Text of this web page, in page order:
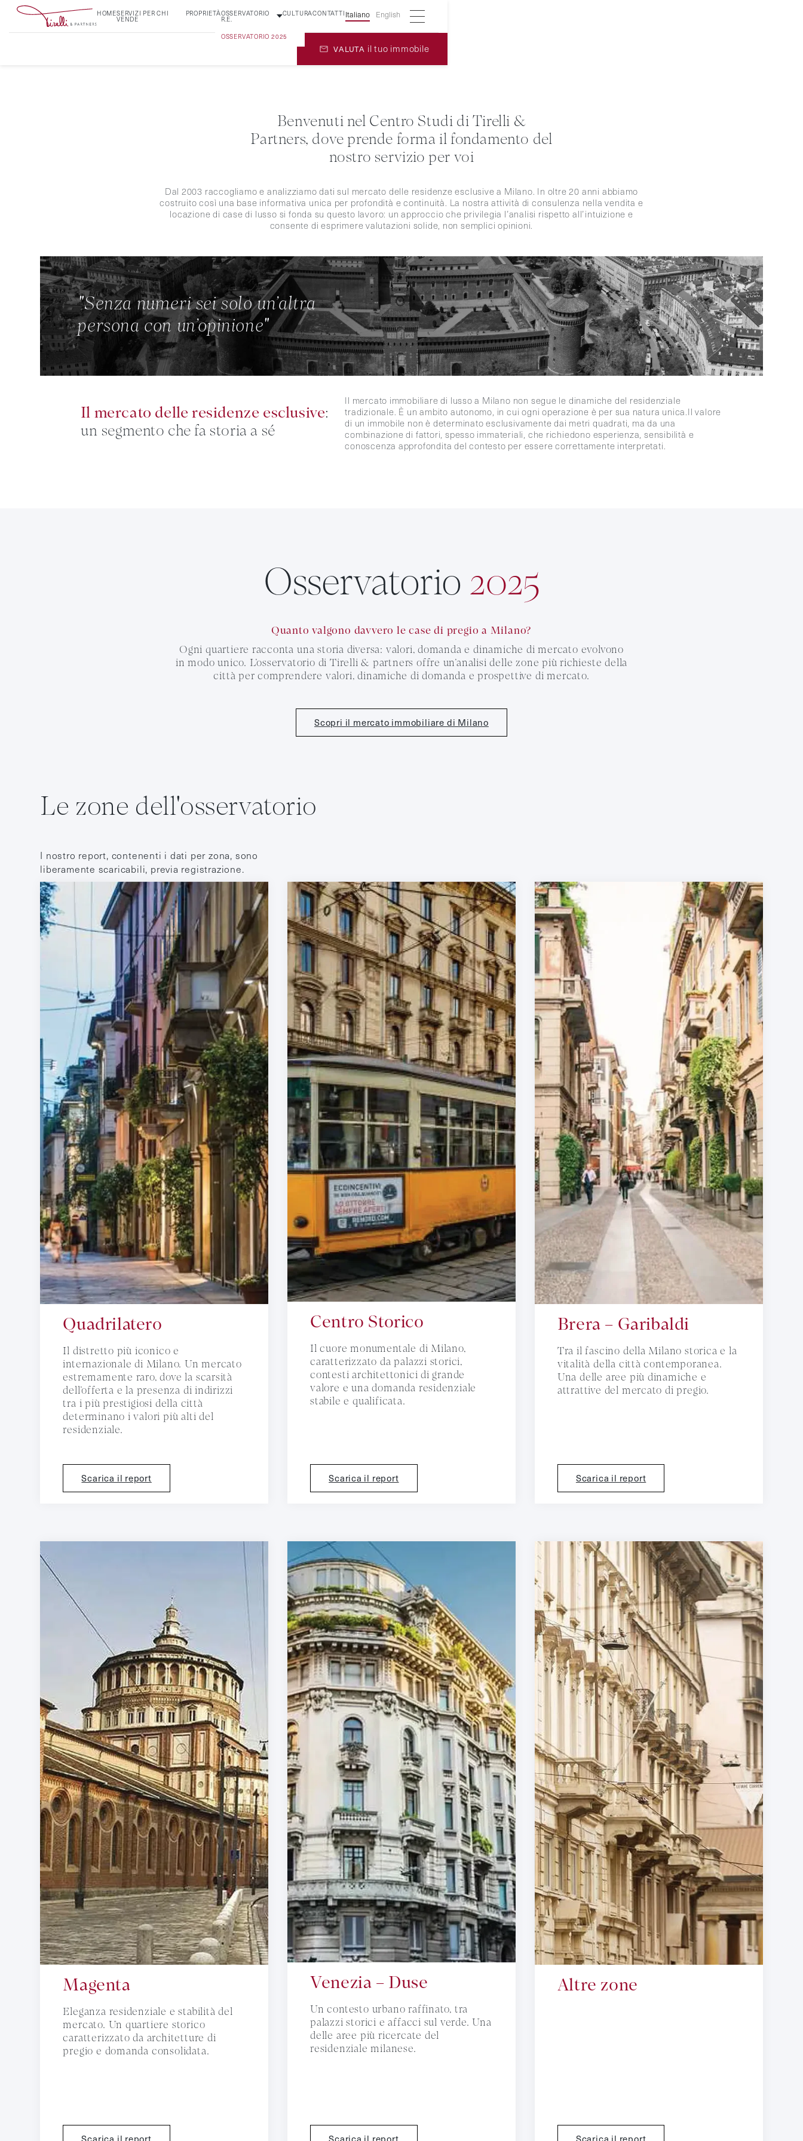
HOMESERVIZI PER CHI
VENDE
PROPRIETÀOSSERVATORIO
R.E.
OSSERVATORIO 2025
CULTURACONTATTI Italiano English
VALUTA il tuo immobile
Benvenuti nel Centro Studi di Tirelli &
Partners, dove prende forma il fondamento del
nostro servizio per voi
Dal 2003 raccogliamo e analizziamo dati sul mercato delle residenze esclusive a Milano. In oltre 20 anni abbiamo
costruito così una base informativa unica per profondità e continuità. La nostra attività di consulenza nella vendita e
locazione di case di lusso si fonda su questo lavoro: un approccio che privilegia l’analisi rispetto all’intuizione e
consente di esprimere valutazioni solide, non semplici opinioni.
"Senza numeri sei solo un’altra
persona con un’opinione"
Il mercato delle residenze esclusive:
un segmento che fa storia a sé
Il mercato immobiliare di lusso a Milano non segue le dinamiche del residenziale
tradizionale. È un ambito autonomo, in cui ogni operazione è per sua natura unica.Il valore
di un immobile non è determinato esclusivamente dai metri quadrati, ma da una
combinazione di fattori, spesso immateriali, che richiedono esperienza, sensibilità e
conoscenza approfondita del contesto per essere correttamente interpretati.
Osservatorio 2025
Quanto valgono davvero le case di pregio a Milano?
Ogni quartiere racconta una storia diversa: valori, domanda e dinamiche di mercato evolvono
in modo unico. L’osservatorio di Tirelli & partners offre un’analisi delle zone più richieste della
città per comprendere valori, dinamiche di domanda e prospettive di mercato.
Scopri il mercato immobiliare di Milano
Le zone dell'osservatorio
I nostro report, contenenti i dati per zona, sono
liberamente scaricabili, previa registrazione.
Quadrilatero
Il distretto più iconico e
internazionale di Milano. Un mercato
estremamente raro, dove la scarsità
dell’offerta e la presenza di indirizzi
tra i più prestigiosi della città
determinano i valori più alti del
residenziale.
Scarica il report
Centro Storico
Il cuore monumentale di Milano,
caratterizzato da palazzi storici,
contesti architettonici di grande
valore e una domanda residenziale
stabile e qualificata.
Scarica il report
Brera – Garibaldi
Tra il fascino della Milano storica e la
vitalità della città contemporanea.
Una delle aree più dinamiche e
attrattive del mercato di pregio.
Scarica il report
Magenta
Eleganza residenziale e stabilità del
mercato. Un quartiere storico
caratterizzato da architetture di
pregio e domanda consolidata.
Venezia – Duse
Un contesto urbano raffinato, tra
palazzi storici e affacci sul verde. Una
delle aree più ricercate del
residenziale milanese.
Altre zone